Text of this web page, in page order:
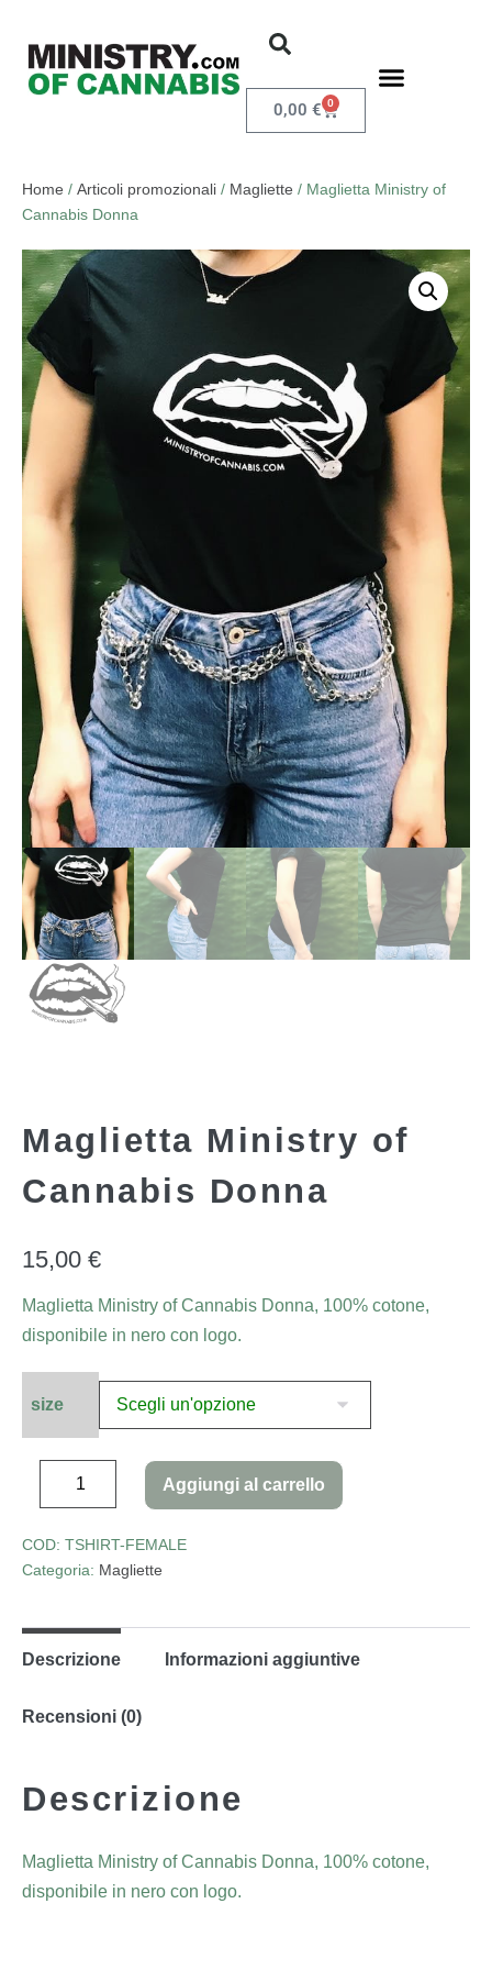
0,00 € 0
Home / Articoli promozionali / Magliette / Maglietta Ministry of
Cannabis Donna
Maglietta Ministry of
Cannabis Donna
15,00 €
Maglietta Ministry of Cannabis Donna, 100% cotone,
disponibile in nero con logo.
size
Aggiungi al carrello
COD: TSHIRT-FEMALE
Categoria: Magliette
Descrizione Informazioni aggiuntive
Recensioni (0)
Descrizione
Maglietta Ministry of Cannabis Donna, 100% cotone,
disponibile in nero con logo.